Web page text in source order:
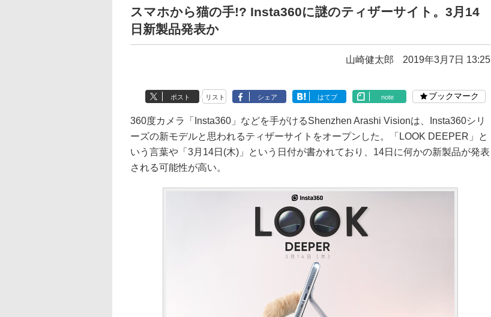
スマホから猫の手!? Insta360に謎のティザーサイト。3月14
日新製品発表か
山崎健太郎 2019年3月7日 13:25
ポスト リスト シェア はてブ note ブックマーク
360度カメラ「Insta360」などを手がけるShenzhen Arashi Visionは、Insta360シリ
ーズの新モデルと思われるティザーサイトをオープンした。「LOOK DEEPER」と
いう言葉や「3月14日(木)」という日付が書かれており、14日に何かの新製品が発表
される可能性が高い。